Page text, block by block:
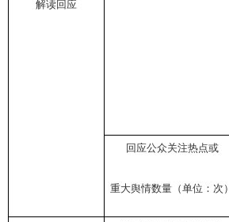
解读回应
回应公众关注热点或
重大舆情数量（单位：次）